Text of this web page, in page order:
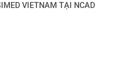
VIETNAM TẠI NCAD